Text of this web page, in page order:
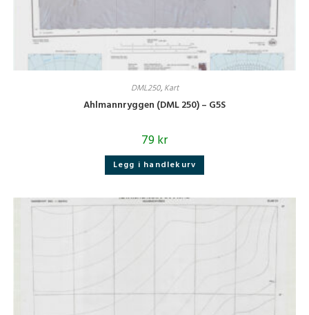
DML250, Kart
Ahlmannryggen (DML 250) – G5S
79kr
Legg i handlekurv